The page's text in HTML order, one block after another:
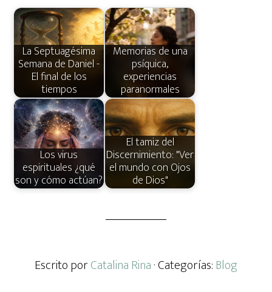
La Septuagésima
Semana de Daniel -
El final de los
tiempos
Memorias de una
psíquica,
experiencias
paranormales
Los virus
espirituales ¿qué
son y cómo actúan?
El tamiz del
Discernimiento: "Ver
el mundo con Ojos
de Dios"
Escrito porCatalina Rina· Categorías: Blog